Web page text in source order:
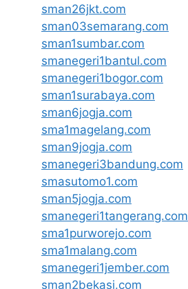
sman26jkt.com
sman03semarang.com
sman1sumbar.com
smanegeri1bantul.com
smanegeri1bogor.com
sman1surabaya.com
sman6jogja.com
sma1magelang.com
sman9jogja.com
smanegeri3bandung.com
smasutomo1.com
sman5jogja.com
smanegeri1tangerang.com
sma1purworejo.com
sma1malang.com
smanegeri1jember.com
sman2bekasi.com